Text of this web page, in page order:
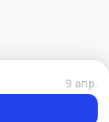
9 апр.